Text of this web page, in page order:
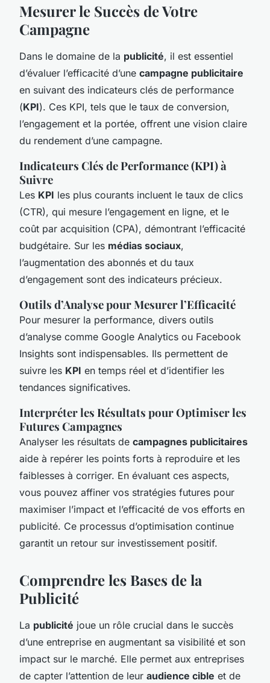
Mesurer le Succès de Votre
Campagne
Dans le domaine de la publicité, il est essentiel
d’évaluer l’efficacité d’une campagne publicitaire
en suivant des indicateurs clés de performance
(KPI). Ces KPI, tels que le taux de conversion,
l’engagement et la portée, offrent une vision claire
du rendement d’une campagne.
Indicateurs Clés de Performance (KPI) à
Suivre
Les KPI les plus courants incluent le taux de clics
(CTR), qui mesure l’engagement en ligne, et le
coût par acquisition (CPA), démontrant l’efficacité
budgétaire. Sur les médias sociaux,
l’augmentation des abonnés et du taux
d’engagement sont des indicateurs précieux.
Outils d’Analyse pour Mesurer l’Efficacité
Pour mesurer la performance, divers outils
d’analyse comme Google Analytics ou Facebook
Insights sont indispensables. Ils permettent de
suivre les KPI en temps réel et d’identifier les
tendances significatives.
Interpréter les Résultats pour Optimiser les
Futures Campagnes
Analyser les résultats de campagnes publicitaires
aide à repérer les points forts à reproduire et les
faiblesses à corriger. En évaluant ces aspects,
vous pouvez affiner vos stratégies futures pour
maximiser l’impact et l’efficacité de vos efforts en
publicité. Ce processus d’optimisation continue
garantit un retour sur investissement positif.
Comprendre les Bases de la
Publicité
La publicité joue un rôle crucial dans le succès
d’une entreprise en augmentant sa visibilité et son
impact sur le marché. Elle permet aux entreprises
de capter l’attention de leur audience cible et de